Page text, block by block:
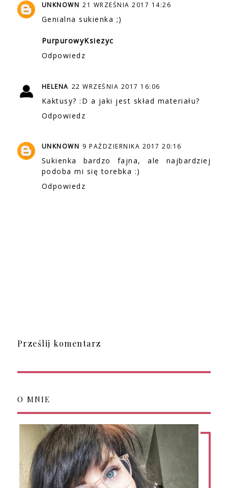
UNKNOWN 21 WRZEŚNIA 2017 14:26
Genialna sukienka ;)
PurpurowyKsiezyc
Odpowiedz
HELENA 22 WRZEŚNIA 2017 16:06
Kaktusy? :D a jaki jest skład materiału?
Odpowiedz
UNKNOWN 9 PAŹDZIERNIKA 2017 20:16
Sukienka bardzo fajna, ale najbardziej
podoba mi się torebka :)
Odpowiedz
Prześlij komentarz
O MNIE